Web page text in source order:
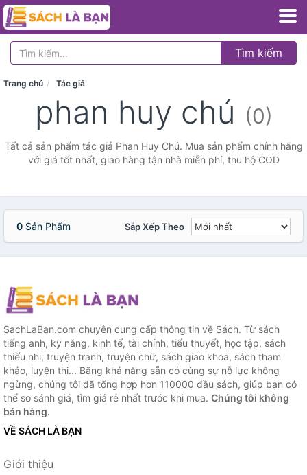
Tìm kiếm
Trang chủ Tác giả
phan huy chú (0)
Tất cả sản phẩm tác giả Phan Huy Chú. Mua sản phẩm chính hãng
với giá tốt nhất, giao hàng tận nhà miễn phí, thu hộ COD
0 Sản Phẩm Sắp Xếp Theo
SachLaBan.com chuyên cung cấp thông tin về Sách. Từ sách
tiếng anh, kỹ năng, kinh tế, tài chính, tiểu thuyết, học tập, sách
thiếu nhi, truyện tranh, truyện chữ, sách giao khoa, sách tham
khảo, luyện thi... Bằng khả năng sẵn có cùng sự nỗ lực không
ngừng, chúng tôi đã tổng hợp hơn 110000 đầu sách, giúp bạn có
thể so sánh giá, tìm giá rẻ nhất trước khi mua. Chúng tôi không
bán hàng.
VỀ SÁCH LÀ BẠN
Giới thiệu